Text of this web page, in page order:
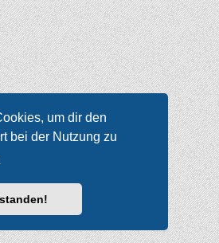
um dir den
bei der Nutzung zu